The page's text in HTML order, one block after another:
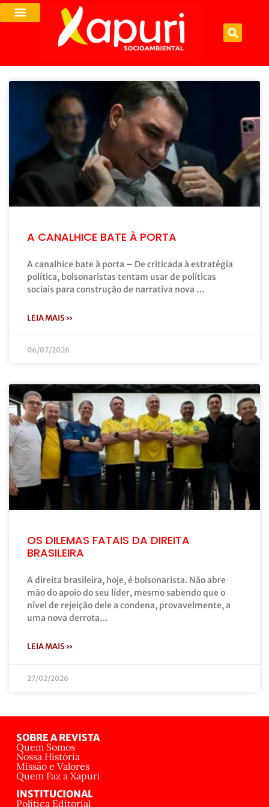
A CANALHICE BATE À PORTA
A canalhice bate à porta – De criticada à estratégia
política, bolsonaristas tentam usar de políticas
sociais para construção de narrativa nova …
LEIA MAIS »
06/07/2026
OS DILEMAS FATAIS DA DIREITA
BRASILEIRA
A direita brasileira, hoje, é bolsonarista. Não abre
mão do apoio do seu líder, mesmo sabendo que o
nível de rejeição dele a condena, provavelmente, a
uma nova derrota…
LEIA MAIS »
27/02/2026
SOBRE A REVISTA
Quem Somos
Nossa História
Missão e Valores
Quem Faz a Xapuri
INSTITUCIONAL
Política Editorial